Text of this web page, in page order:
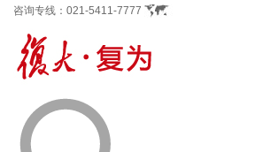
咨询专线： 021-5411-7777